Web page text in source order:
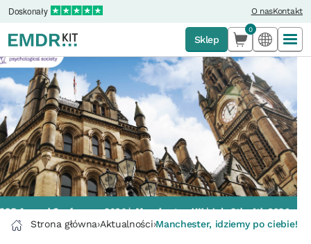
Doskonały O nasKontakt
Sklep
0
Strona główna›Aktualności›Manchester, idziemy po ciebie!